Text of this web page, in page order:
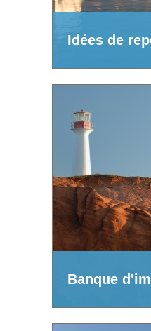
Idées de
Banque